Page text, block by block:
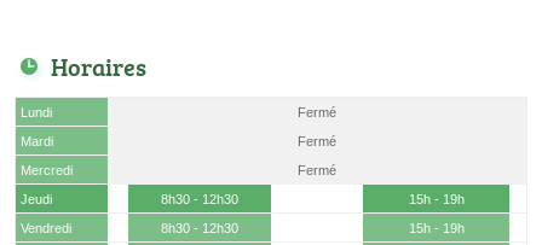
Horaires
Lundi
Fermé
Mardi
Fermé
Mercredi
Fermé
Jeudi
8h30 - 12h30
15h - 19h
Vendredi
8h30 - 12h30
15h - 19h